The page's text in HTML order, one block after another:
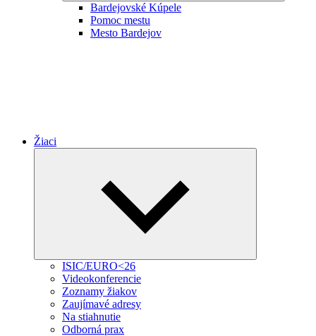
Bardejovské Kúpele
Pomoc mestu
Mesto Bardejov
Žiaci
ISIC/EURO<26
Videokonferencie
Zoznamy žiakov
Zaujímavé adresy
Na stiahnutie
Odborná prax